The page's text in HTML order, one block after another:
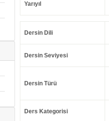
Yarıyıl
Dersin Dili
Dersin Seviyesi
Dersin Türü
Ders Kategorisi